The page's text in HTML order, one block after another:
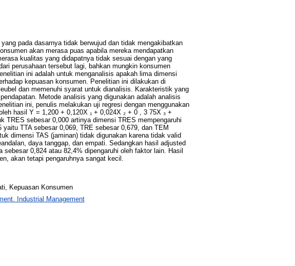
pada dasarnya tidak berwujud dan tidak mengakibatkan
akan merasa puas apabila mereka mendapatkan
kualitas yang didapatnya tidak sesuai dengan yang
perusahaan tersebut lagi, bahkan mungkin konsumen
ini adalah untuk menganalisis apakah lima dimensi
kepuasan konsumen. Penelitian ini dilakukan di
dan memenuhi syarat untuk dianalisis. Karakteristik yang
Metode analisis yang digunakan adalah analisis
ini, penulis melakukan uji regresi dengan menggunakan
hasil Y = 1,200 + 0,120X ₁ + 0,024X ₂ + 0 , 3 75X ₃ +
TRES sebesar 0,000 artinya dimensi TRES mempengaruhi
TTA sebesar 0,069, TRE sebesar 0,679, dan TEM
dimensi TAS (jaminan) tidak digunakan karena tidak valid
daya tanggap, dan empati. Sedangkan hasil adjusted
0,824 atau 82,4% dipengaruhi oleh faktor lain. Hasil
akan tetapi pengaruhnya sangat kecil.
Kepuasan Konsumen
Industrial Management